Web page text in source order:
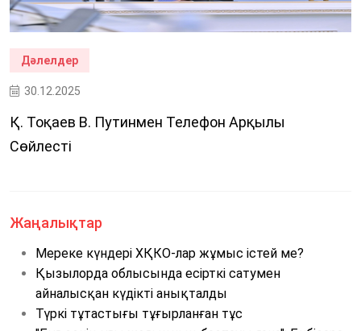
Дәлелдер
30.12.2025
Қ. Тоқаев В. Путинмен Телефон Арқылы
Сөйлесті
Жаңалықтар
Мереке күндері ХҚКО-лар жұмыс істей ме?
Қызылорда облысында есірткі сатумен
айналысқан күдікті анықталды
Түркі тұтастығы тұғырланған тұс